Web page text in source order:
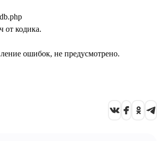
от кодика.
ошибок, не предусмотрено.